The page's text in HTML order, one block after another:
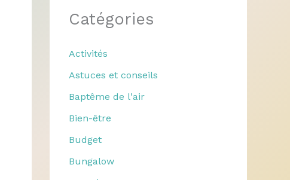
Catégories
Activités
Astuces et conseils
Baptême de l'air
Bien-être
Budget
Bungalow